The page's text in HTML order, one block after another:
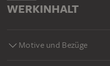
WERKINHALT
Motive und Bezüge